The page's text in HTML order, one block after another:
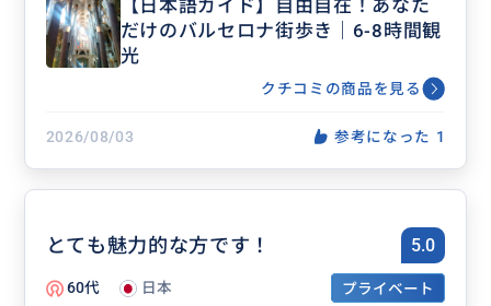
【日本語ガイド】自由自在！あなた
だけのバルセロナ街歩き｜6-8時間観
光
クチコミの商品を見る
2026/08/03 参考になった 1
とても魅力的な方です！ 5.0
60代 日本
プライベート